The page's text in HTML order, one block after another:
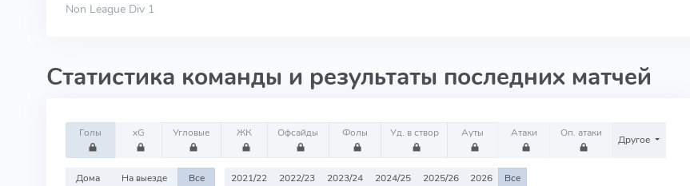
Non League Div 1
Статистика команды и результаты последних матчей
Голы xG Угловые ЖК Офсайды Фолы Уд. в створ Ауты Атаки Оп. атаки
Другое
Дома На выезде Все 2021/22 2022/23 2023/24 2024/25 2025/26 2026 Все